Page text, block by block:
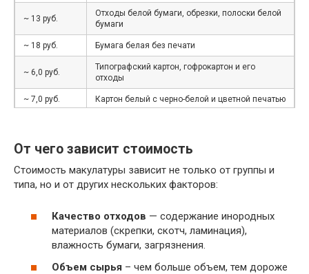
~ 13 руб.
Отходы белой бумаги, обрезки, полоски белой
бумаги
~ 18 руб. Бумага белая без печати
~ 6,0 руб.
Типографский картон, гофрокартон и его
отходы
~ 7,0 руб. Картон белый с черно-белой и цветной печатью
~ 5,5 руб.
использования газет и газетной бумаги
~ 3 руб. Бумажные гильзы, шпули, втулки
От чего зависит стоимость
Стоимость макулатуры зависит не только от группы и
типа, но и от других нескольких факторов:
Качество отходов — содержание инородных
материалов (скрепки, скотч, ламинация),
влажность бумаги, загрязнения.
Объем сырья – чем больше объем, тем дороже